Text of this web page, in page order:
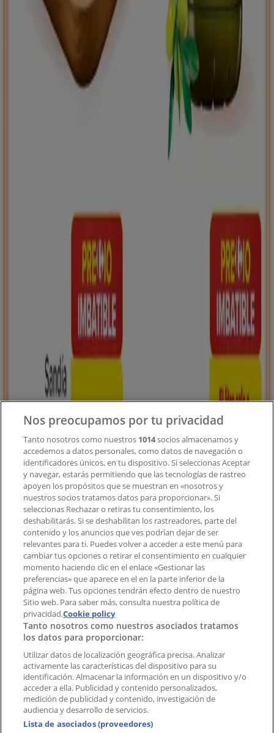
Tiendeo forma parte de Shopfully, la empresa
tecnológica que está reinventando las compras locales
en todo el mundo.
¿Qué hacemos?
Soluciones para empresas
Noticias y prensa
Trabaja con nosotros
Contacto comercial y de marketing
Tienda mal colocada en el mapa
Notificar un folleto
¿Encontraste un problema en la web o en la
aplicación?
Índices
Marcas
Marcas locales
Negocios
Negocios cercanos
Productos
Productos locales
Ciudades
Descargar la APP Tiendeo
Nos preocupamos por tu privacidad
Tanto nosotros como nuestros 1014socios almacenamos y
accedemos a datos personales, como datos de navegación o
identificadores únicos, en tu dispositivo. Si seleccionas Aceptar
y navegar, estarás permitiendo que las tecnologías de rastreo
apoyen los propósitos que se muestran en «nosotros y
nuestros socios tratamos datos para proporcionar». Si
seleccionas Rechazar o retiras tu consentimiento, los
deshabilitarás. Si se deshabilitan los rastreadores, parte del
contenido y los anuncios que ves podrían dejar de ser
relevantes para ti. Puedes volver a acceder a este menú para
cambiar tus opciones o retirar el consentimiento en cualquier
momento haciendo clic en el enlace «Gestionar las
preferencias» que aparece en el en la parte inferior de la
página web. Tus opciones tendrán efecto dentro de nuestro
Sitio web. Para saber más, consulta nuestra política de
privacidad.Cookie policy
Tanto nosotros como nuestros asociados tratamos
los datos para proporcionar:
Utilizar datos de localización geográfica precisa. Analizar
activamente las características del dispositivo para su
identificación. Almacenar la información en un dispositivo y/o
acceder a ella. Publicidad y contenido personalizados,
medición de publicidad y contenido, investigación de
audiencia y desarrollo de servicios.
Lista de asociados (proveedores)